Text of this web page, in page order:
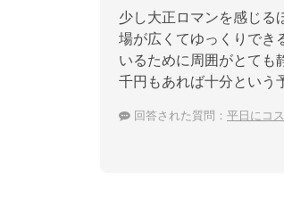
少し大正ロマンを感じる
場が広くてゆっくりでき
いるために周囲がとても
千円もあれば十分という
回答された質問： 平日にコ